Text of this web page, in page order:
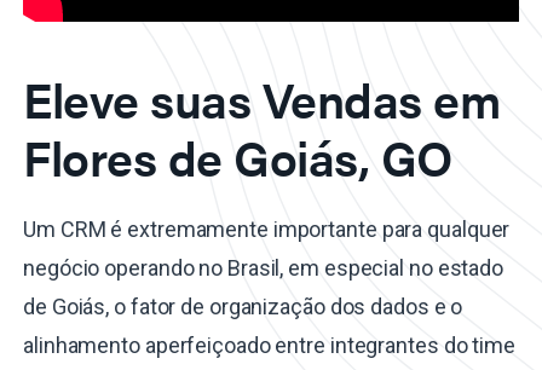
Eleve suas Vendas em
Flores de Goiás, GO
Um CRM é extremamente importante para qualquer
negócio operando no Brasil, em especial no estado
de Goiás, o fator de organização dos dados e o
alinhamento aperfeiçoado entre integrantes do time